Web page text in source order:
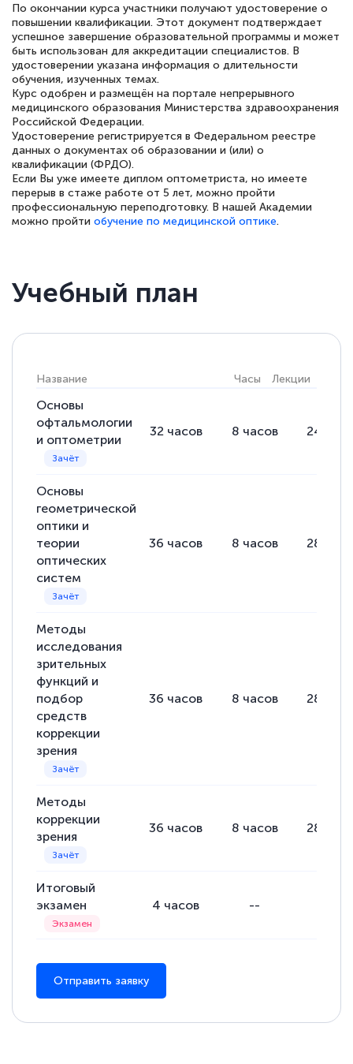
Елена Петрикс
Знаток города 5 уровня
11 марта 2026
Всем добрый день! Я прошла курс
повышени каалификации по
специальности «Тренер-преподаватель
по тяжелой атлетике»! Хочется
специалисты, ответили на все
интересующие вопросы и в течении
двух…
Светлана К
Знаток города 7 уровня
Оставила заявку на обучение онлайн, мне
быстро ответили, разъяснили все детали.
Обучение понравилось: огромное
количество тематической литературы,
прохождения курса, удобная система
каком этапе…
По окончании курса участники получают удостоверение о
повышении квалификации. Этот документ подтверждает
успешное завершение образовательной программы и может
быть использован для аккредитации специалистов. В
удостоверении указана информация о длительности
обучения, изученных темах.
Курс одобрен и размещён на портале непрерывного
медицинского образования Министерства здравоохранения
Российской Федерации.
Удостоверение регистрируется в Федеральном реестре
данных о документах об образовании и (или) о
квалификации (ФРДО).
Если Вы уже имеете диплом оптометриста, но имеете
перерыв в стаже работе от 5 лет, можно пройти
профессиональную переподготовку. В нашей Академии
можно пройти обучение по медицинской оптике.
Учебный план
Название Часы Лекции
Основы
офтальмологии
и оптометрии
32 часов 8 часов 24
Основы
геометрической
оптики и
теории
оптических
систем
36 часов 8 часов 28
Методы
исследования
зрительных
функций и
подбор
средств
коррекции
зрения
36 часов 8 часов 28
Методы
коррекции
зрения
36 часов 8 часов 28
Итоговый
экзамен
4 часов --
Отправить заявку